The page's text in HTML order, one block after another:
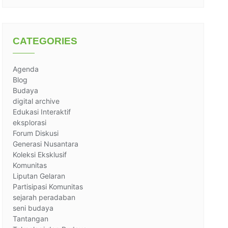
CATEGORIES
Agenda
Blog
Budaya
digital archive
Edukasi Interaktif
eksplorasi
Forum Diskusi
Generasi Nusantara
Koleksi Eksklusif
Komunitas
Liputan Gelaran
Partisipasi Komunitas
sejarah peradaban
seni budaya
Tantangan